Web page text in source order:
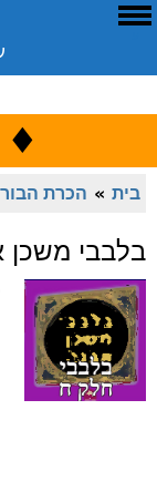
♦
בית » הכרת
בלבבי